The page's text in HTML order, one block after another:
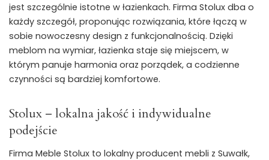
jest szczególnie istotne w łazienkach. Firma Stolux dba o
każdy szczegół, proponując rozwiązania, które łączą w
sobie nowoczesny design z funkcjonalnością. Dzięki
meblom na wymiar, łazienka staje się miejscem, w
którym panuje harmonia oraz porządek, a codzienne
czynności są bardziej komfortowe.
Stolux – lokalna jakość i indywidualne
podejście
Firma Meble Stolux to lokalny producent mebli z Suwałk,